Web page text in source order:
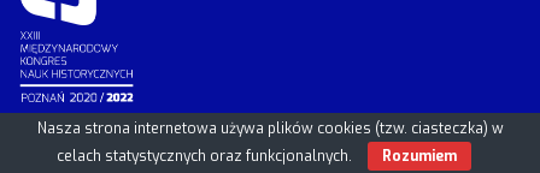
UAM/PAN© 2026
Nasza strona internetowa używa plików cookies (tzw. ciasteczka) w
celach statystycznych oraz funkcjonalnych.
Rozumiem